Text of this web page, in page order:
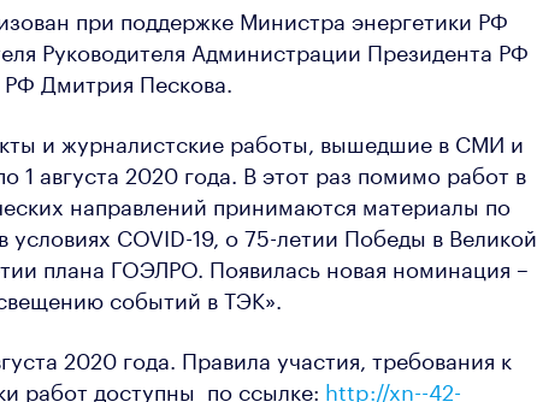
при поддержке Министра энергетики РФ
Руководителя Администрации Президента РФ
Дмитрия Пескова.
и журналистские работы, вышедшие в СМИ и
1 августа 2020 года. В этот раз помимо работ в
направлений принимаются материалы по
COVID-19, о 75-летии Победы в Великой
плана ГОЭЛРО. Появилась новая номинация –
событий в ТЭК».
2020 года. Правила участия, требования к
работ доступны по ссылке: http://xn--42-